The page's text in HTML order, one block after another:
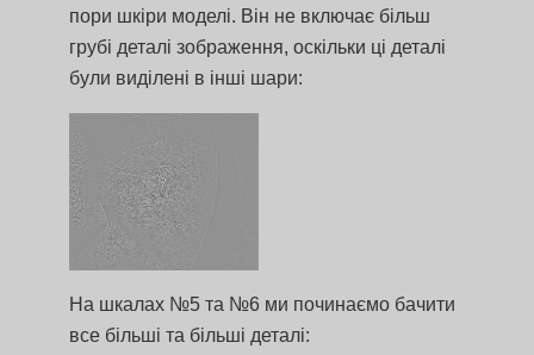
пори шкіри моделі. Він не включає більш
грубі деталі зображення, оскільки ці деталі
були виділені в інші шари:
На шкалах №5 та №6 ми починаємо бачити
все більші та більші деталі: